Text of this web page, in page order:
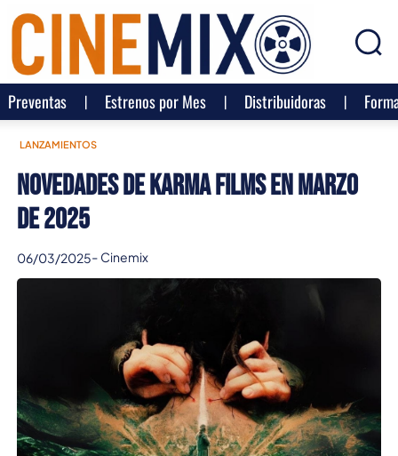
Preventas Estrenos por Mes Distribuidoras
LANZAMIENTOS
Novedades de Karma Films en Marzo
de 2025
06/03/2025- Cinemix